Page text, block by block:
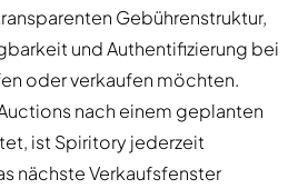
Gebührenstruktur,
und Authentifizierung bei
oder verkaufen möchten.
nach einem geplanten
ist Spiritory jederzeit
nächste Verkaufsfenster